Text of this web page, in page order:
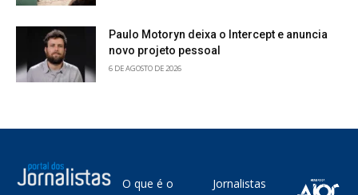
Paulo Motoryn deixa o Intercept e anuncia
novo projeto pessoal
6 DE AGOSTO DE 2026
O que é o Jornalistas